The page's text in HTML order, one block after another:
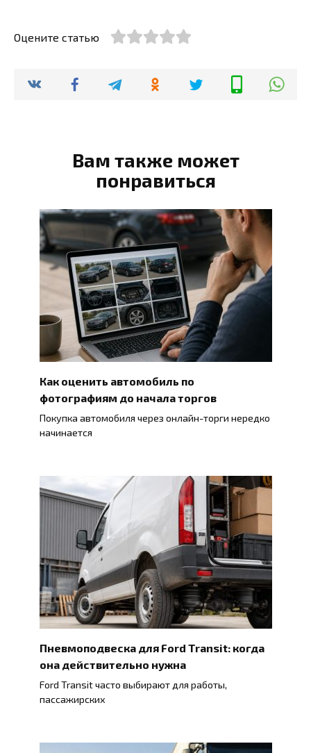
Оцените статью
Вам также может
понравиться
Как оценить автомобиль по
фотографиям до начала торгов
Покупка автомобиля через онлайн-торги нередко
начинается
Пневмоподвеска для Ford Transit: когда
она действительно нужна
Ford Transit часто выбирают для работы,
пассажирских